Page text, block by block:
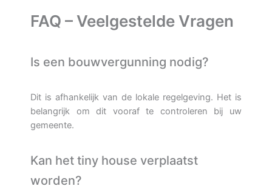
FAQ – Veelgestelde Vragen
Is een bouwvergunning nodig?
Dit is afhankelijk van de lokale regelgeving. Het is
belangrijk om dit vooraf te controleren bij uw
gemeente.
Kan het tiny house verplaatst
worden?